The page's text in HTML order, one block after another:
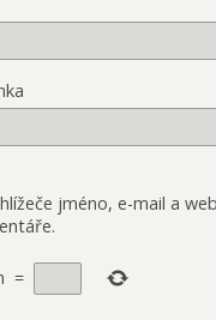
jméno, e-mail a
=